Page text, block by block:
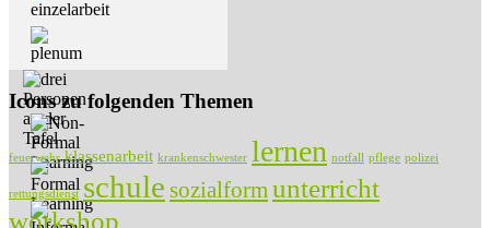
Icons zu folgenden Themen
feuerwehr klassenarbeit krankenschwester lernen notfall pflege polizei
rettungsdienst schule sozialformunterricht
workshop